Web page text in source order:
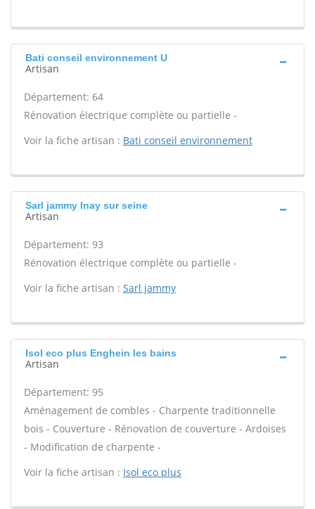
Bati conseil environnement U
Artisan
Département: 64
Rénovation électrique complète ou partielle -
Voir la fiche artisan : Bati conseil environnement
Sarl jammy Inay sur seine
Artisan
Département: 93
Rénovation électrique complète ou partielle -
Voir la fiche artisan : Sarl jammy
Isol eco plus Enghein les bains
Artisan
Département: 95
Aménagement de combles - Charpente traditionnelle
bois - Couverture - Rénovation de couverture - Ardoises
- Modification de charpente -
Voir la fiche artisan : Isol eco plus